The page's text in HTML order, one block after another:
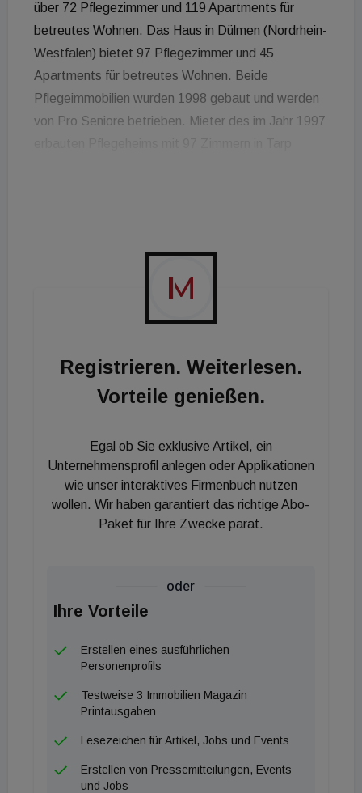
über 72 Pflegezimmer und 119 Apartments für
betreutes Wohnen. Das Haus in Dülmen (Nordrhein-
Westfalen) bietet 97 Pflegezimmer und 45
Apartments für betreutes Wohnen. Beide
Pflegeimmobilien wurden 1998 gebaut und werden
von Pro Seniore betrieben. Mieter des im Jahr 1997
international integrierter Investment- und Asset
Manager sowie Immobilienentwickler. Der
Healthcare Property Fund Europe von BNP Paribas
REIM ist ein SICAV-SIF mit Sitz in Luxemburg. Der
Core+ Strategie und bietet institutionellen
Investoren die Möglichkeit zur breiten
kurz-, mittel- und langfristigen Aufenthalt in den
Ländern der Eurozone. Der im März 2020
aufgelegte Fonds hat aktuell ein Investitionsziel von
einer Milliarde Euro. Derzeit sind bereits 650
Millionen Euro in Frankreich, Deutschland, Italien,
Österreich, Finnland und die Niederlande.
Registrieren. Weiterlesen.
Vorteile genießen.
Egal ob Sie exklusive Artikel, ein
Unternehmensprofil anlegen oder Applikationen
wie unser interaktives Firmenbuch nutzen
wollen. Wir haben garantiert das richtige Abo-
Paket für Ihre Zwecke parat.
oder
Ihre Vorteile
Erstellen eines ausführlichen
Personenprofils
Testweise 3 Immobilien Magazin
Printausgaben
Lesezeichen für Artikel, Jobs und Events
Erstellen von Pressemitteilungen, Events
und Jobs